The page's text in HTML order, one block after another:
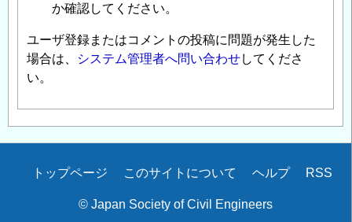
か確認してください。
ユーザ登録またはコメントの投稿に問題が発生した
場合は、
システム管理者へ問い合わせしてくださ
い。
Secondary
トップページ このサイトについて ヘルプ RSS
© Japan Society of Civil Engineers